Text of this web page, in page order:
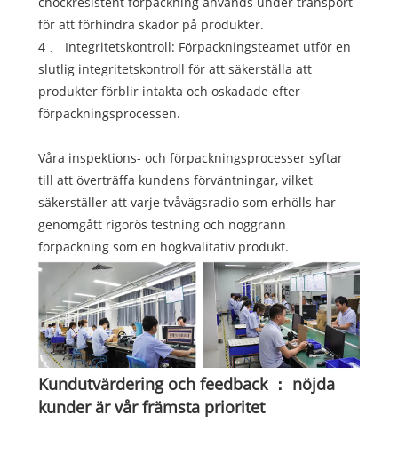
för att förhindra skador på produkter.
4 、 Integritetskontroll: Förpackningsteamet utför en
slutlig integritetskontroll för att säkerställa att
produkter förblir intakta och oskadade efter
förpackningsprocessen.
Våra inspektions- och förpackningsprocesser syftar
till att överträffa kundens förväntningar, vilket
säkerställer att varje tvåvägsradio som erhölls har
genomgått rigorös testning och noggrann
förpackning som en högkvalitativ produkt.
Kundutvärdering och feedback ： nöjda
kunder är vår främsta prioritet